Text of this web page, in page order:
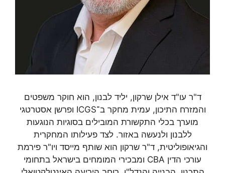
ד"ר עו"ד אילן שרקון, יליד לבנון, הוא חוקר משפטים
והמזרח התיכון, עמית מחקר ב־ICGS ופרשן אסטרטגי
מוערך בכלי התקשורת המובילים בסוגיות הנוגעות
ללבנון ולנעשה באזור. לצד פעילותו המחקרית
והגיאופוליטית, ד"ר שרקון הוא שותף מייסד ויו"ר פירמת
עורכי הדין CBA ומבכירי המומחים בישראל בתחומי